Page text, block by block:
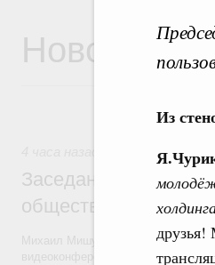
Из
Новости
Заседание
общественного
Михаил Мишустин и члены